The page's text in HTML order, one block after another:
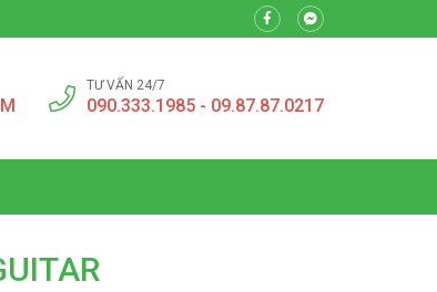
TƯ VẤN 24/7
090.333.1985 - 09.87.87.0217